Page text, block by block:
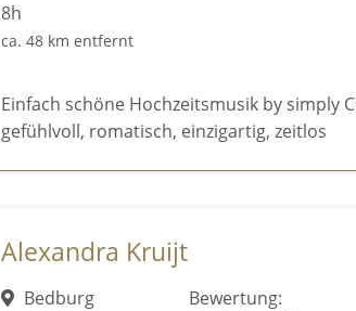
8h
ca. 48 km entfernt
Einfach schöne Hochzeitsmusik by simply
gefühlvoll, romatisch, einzigartig, zeitlos
Alexandra Kruijt
Bedburg
Bewertung: